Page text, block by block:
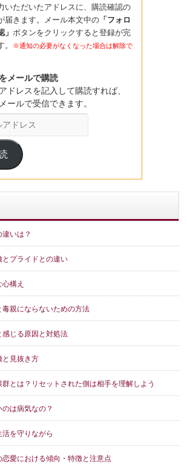
いただいたアドレスに、購読確認の
届きます。メール本文中の「フォロ
」 ボタンをクリックすると登録が完
※通知の必要がなくなった場合は解除で
メールで購読
ドレスを記入して購読すれば、
ールで受信できます。
いは？
プライドとの違い
構え
親にならないための方法
じる原因と対処法
と見抜き方
とは？リセットされた側は相手を理解しよう
は病気なの？
を守りながら
愛における傾向・特徴と注意点